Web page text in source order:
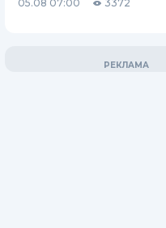
05.08 07:00 3372